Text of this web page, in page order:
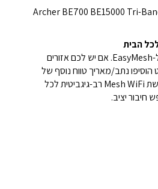
Archer BE700 תואם ל-EasyMesh. אם יש לכם אזורים
נתב/מאריך טווח נוסף של
EasyMesh כדי ליצור רשת Mesh WiFi רב-גיגביטית לכל
חיבור יציב.